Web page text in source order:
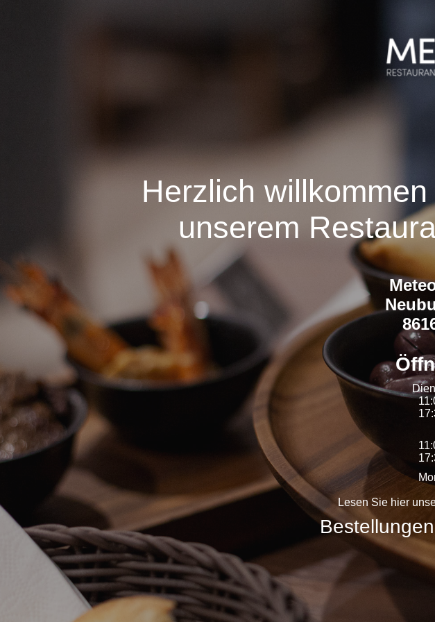
Herzlich
unserem
Lesen Sie hier